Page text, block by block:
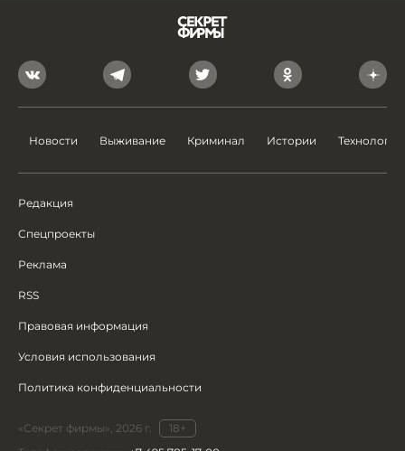
Новости Выживание Криминал Истории Технологии
Редакция
Спецпроекты
Реклама
RSS
Правовая информация
Условия использования
Политика конфиденциальности
«Секрет фирмы», 2026 г.
18+